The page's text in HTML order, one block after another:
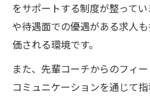
をサポートする制度が整って
や待遇面での優遇がある求人
価される環境です。
また、先輩コーチからのフィ
コミュニケーションを通じて